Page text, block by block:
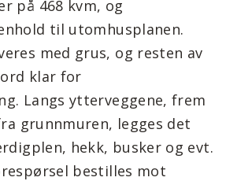
på 468 kvm, og
til utomhusplanen.
med grus, og resten av
klar for
Langs ytterveggene, frem
grunnmuren, legges det
hekk, busker og evt.
bestilles mot